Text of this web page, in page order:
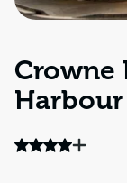
Crowne
Harbour